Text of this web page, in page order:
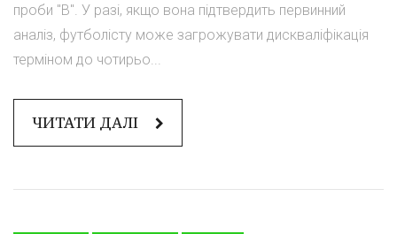
проби "B". У разі, якщо вона підтвердить первинний
аналіз, футболісту може загрожувати дискваліфікація
терміном до чотирьо...
ЧИТАТИ ДАЛІ